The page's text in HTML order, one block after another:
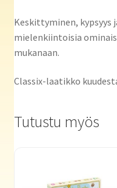
Keskittyminen, kypsyys
mielenkiintoisia
mukanaan.
Classix-laatikko
Tutustu myös